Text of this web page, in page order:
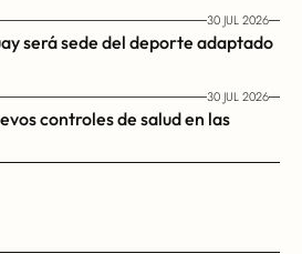
30 JUL 2026
será sede del deporte adaptado
30 JUL 2026
controles de salud en las